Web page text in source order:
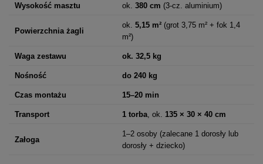
Wysokość masztu ok. 380 cm (3-cz. aluminium)
Powierzchnia żagli
ok. 5,15 m² (grot 3,75 m² + fok 1,4
m²)
Waga zestawu ok. 32,5 kg
Nośność do 240 kg
Czas montażu 15–20 min
Transport 1 torba, ok. 135 × 30 × 40 cm
Załoga
1–2 osoby (zalecane 1 dorosły lub
dorosły + dziecko)